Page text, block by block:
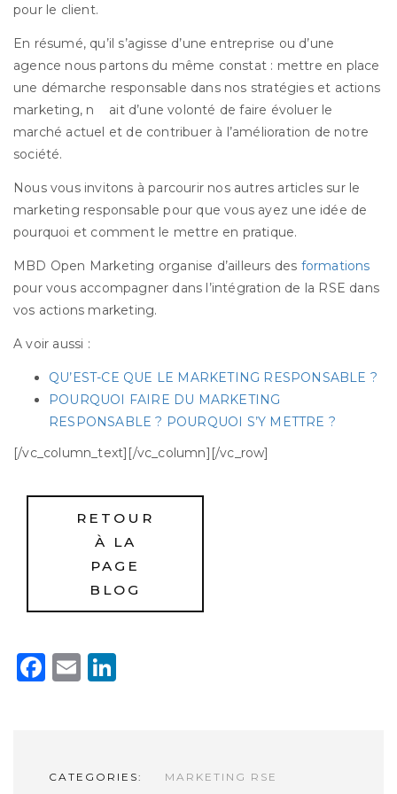
pour le client.
En résumé, qu’il s’agisse d’une entreprise ou d’une
agence nous partons du même constat : mettre en place
une démarche responsable dans nos stratégies et actions
marketing, n ait d’une volonté de faire évoluer le
marché actuel et de contribuer à l’amélioration de notre
société.
Nous vous invitons à parcourir nos autres articles sur le
marketing responsable pour que vous ayez une idée de
pourquoi et comment le mettre en pratique.
MBD Open Marketing organise d’ailleurs des formations
pour vous accompagner dans l’intégration de la RSE dans
vos actions marketing.
A voir aussi :
QU’EST-CE QUE LE MARKETING RESPONSABLE ?
POURQUOI FAIRE DU MARKETING
RESPONSABLE ? POURQUOI S’Y METTRE ?
[/vc_column_text][/vc_column][/vc_row]
RETOUR
À LA
PAGE
BLOG
Facebook
Email
CATEGORIES: MARKETING RSE